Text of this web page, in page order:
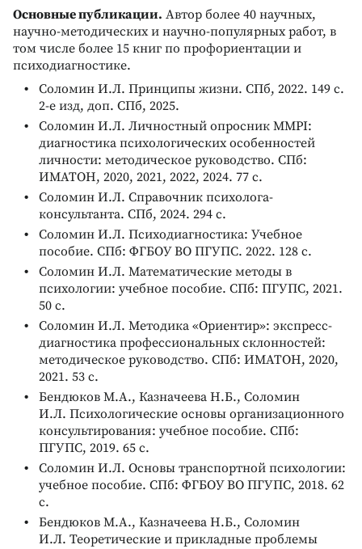
Основные публикации. Автор более 40 научных,
научно-методических и научно-популярных работ, в
том числе более 15 книг по профориентации и
психодиагностике.
Соломин И.Л. Принципы жизни. СПб, 2022. 149 c.
2-е изд, доп. СПб, 2025.
Соломин И.Л. Личностный опросник MMPI:
диагностика психологических особенностей
личности: методическое руководство. СПб:
ИМАТОН, 2020, 2021, 2022, 2024. 77 с.
Соломин И.Л. Справочник психолога-
консультанта. СПб, 2024. 294 с.
Соломин И.Л. Психодиагностика: Учебное
пособие. СПб: ФГБОУ ВО ПГУПС. 2022. 128 с.
Соломин И.Л. Математические методы в
психологии: учебное пособие. СПб: ПГУПС, 2021.
50 с.
Соломин И.Л. Методика «Ориентир»: экспресс-
диагностика профессиональных склонностей:
методическое руководство. СПб: ИМАТОН, 2020,
2021. 53 с.
Бендюков М.А., Казначеева Н.Б., Соломин
И.Л. Психологические основы организационного
консультирования: учебное пособие. СПб:
ПГУПС, 2019. 65 с.
Соломин И.Л. Основы транспортной психологии:
учебное пособие. СПб: ФГБОУ ВО ПГУПС, 2018. 62
с.
Бендюков М.А., Казначеева Н.Б., Соломин
И.Л. Теоретические и прикладные проблемы